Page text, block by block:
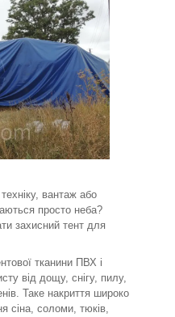
вантаж або
просто неба?
захисний тент для
тканини ПВХ і
від дощу, снігу, пилу,
Таке накриття широко
сіна, соломи, тюків,